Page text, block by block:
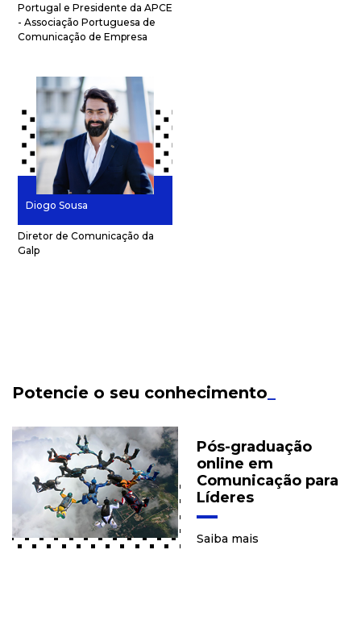
Portugal e Presidente da APCE
- Associação Portuguesa de
Comunicação de Empresa
Diogo Sousa
Diretor de Comunicação da
Galp
Potencie o seu conhecimento
Pós-graduação
online em
Comunicação para
Líderes
Saiba mais